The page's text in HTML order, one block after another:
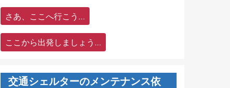
さあ、ここへ行こう…
ここから出発しましょう…
交通シェルターのメンテナンス依